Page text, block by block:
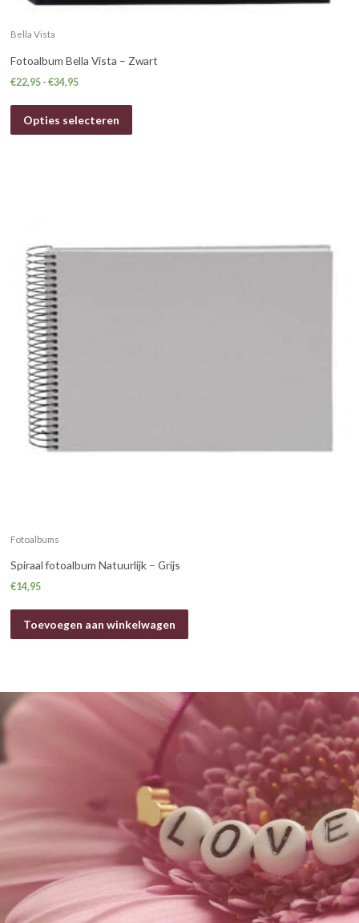
Bella Vista
Fotoalbum Bella Vista – Zwart
€22,95 - €34,95
Opties selecteren
Fotoalbums
Spiraal fotoalbum Natuurlijk – Grijs
€14,95
Toevoegen aan winkelwagen